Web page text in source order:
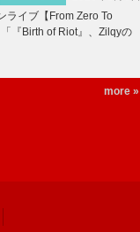
イブ【From Zero To
『Birth of Riot』、Zilqyの
more »